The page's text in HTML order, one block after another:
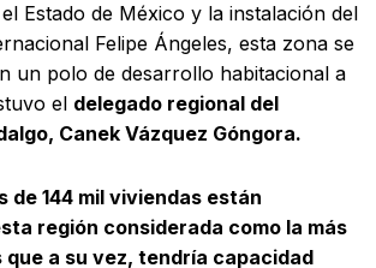
Estado de México y la instalación del
Felipe Ángeles, esta zona se
un polo de desarrollo habitacional a
el delegado regional del
Canek Vázquez Góngora.
de 144 mil viviendas están
región considerada como la más
que a su vez, tendría capacidad